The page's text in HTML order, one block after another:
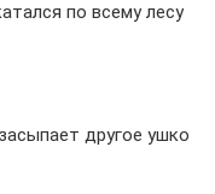
по всему лесу
другое ушко